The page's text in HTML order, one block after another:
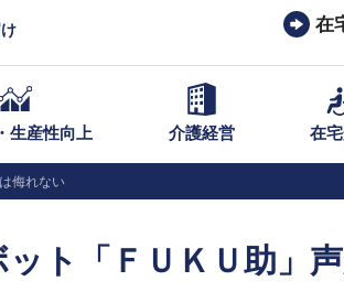
在
生産性向上 介護経営 在
侮れない
ト「ＦＵＫＵ助」